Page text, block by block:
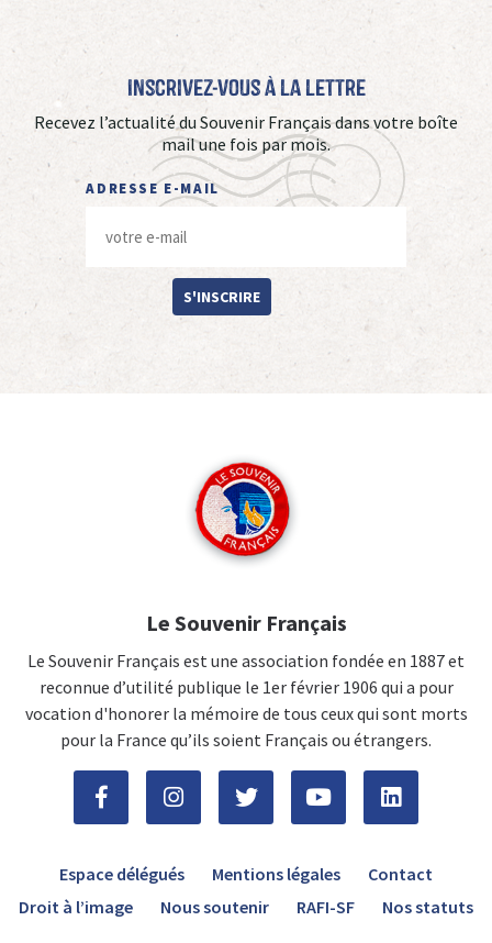
Inscrivez-vous à La Lettre
Recevez l’actualité du Souvenir Français dans votre boîte
mail une fois par mois.
ADRESSE E-MAIL
S'INSCRIRE
Le Souvenir Français
Le Souvenir Français est une association fondée en 1887 et
reconnue d’utilité publique le 1er février 1906 qui a pour
vocation d'honorer la mémoire de tous ceux qui sont morts
pour la France qu’ils soient Français ou étrangers.
Espace délégués Mentions légales
Contact
Droit à l’image
Nous soutenir RAFI-SF Nos statuts